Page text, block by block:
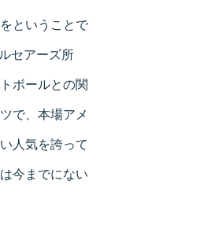
ということで
セアーズ所
ボールとの関
で、本場アメ
人気を誇って
今までにない